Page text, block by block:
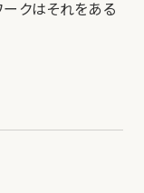
ークはそれをある